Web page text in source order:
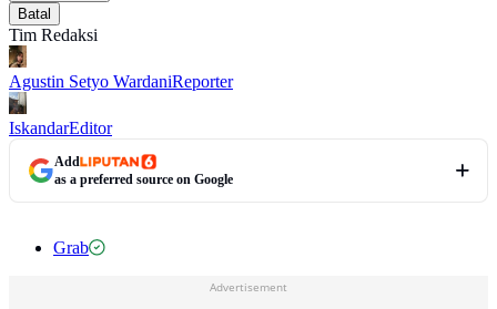
Batal
Tim Redaksi
Agustin Setyo WardaniReporter
IskandarEditor
Add
as a preferred source on Google
Grab
Advertisement